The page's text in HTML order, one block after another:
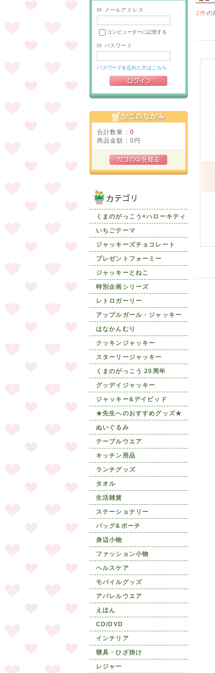
メールアドレス
コンピューターに記憶する
パスワード
パスワードを忘れた方はこちら
合計数量： 0
商品金額： 0円
くまのがっこう×ハローキティ
いちごテーマ
ジャッキーズチョコレート
プレゼントフォーミー
ジャッキーとねこ
特別企画シリーズ
レトロガーリー
アップルガール・ジャッキー
はなかんむり
クッキンジャッキー
スターリージャッキー
くまのがっこう 20周年
グッデイジャッキー
ジャッキー&デイビッド
★先生へのおすすめグッズ★
ぬいぐるみ
テーブルウエア
キッチン用品
ランチグッズ
タオル
生活雑貨
ステーショナリー
バッグ&ポーチ
身辺小物
ファッション小物
ヘルスケア
モバイルグッズ
アパレルウエア
えほん
CD/DVD
インテリア
寝具・ひざ掛け
レジャー
2件の